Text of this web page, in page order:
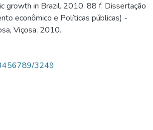
growth in Brazil. 2010. 88 f. Dissertação
econômico e Políticas públicas) -
Viçosa, 2010.
3249